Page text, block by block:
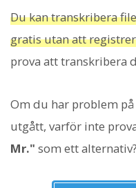
Du kan transkribera
gratis utan att
prova att transkribera
Om du har problem
utgått, varför inte
Mr." som ett alternativ?